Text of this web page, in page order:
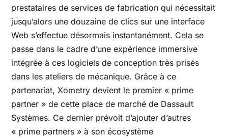
prestataires de services de fabrication qui nécessitait
jusqu’alors une douzaine de clics sur une interface
Web s’effectue désormais instantanément. Cela se
passe dans le cadre d’une expérience immersive
intégrée à ces logiciels de conception très prisés
dans les ateliers de mécanique. Grâce à ce
partenariat, Xometry devient le premier « prime
partner » de cette place de marché de Dassault
Systèmes. Ce dernier prévoit d’ajouter d’autres
« prime partners » à son écosystème